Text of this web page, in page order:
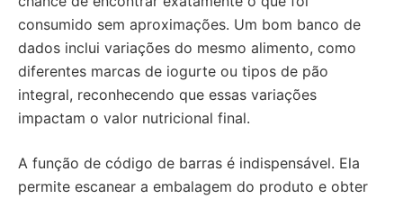
consumido sem aproximações. Um bom banco de
dados inclui variações do mesmo alimento, como
diferentes marcas de iogurte ou tipos de pão
integral, reconhecendo que essas variações
impactam o valor nutricional final.
A função de código de barras é indispensável. Ela
permite escanear a embalagem do produto e obter